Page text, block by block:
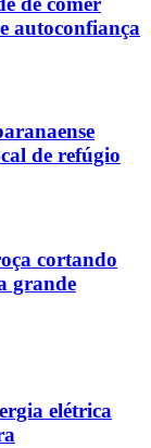
autoconfiança
de refúgio
cortando
grande
elétrica